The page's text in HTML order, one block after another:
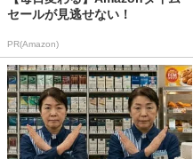
セールが見逃せない！
PR(Amazon)